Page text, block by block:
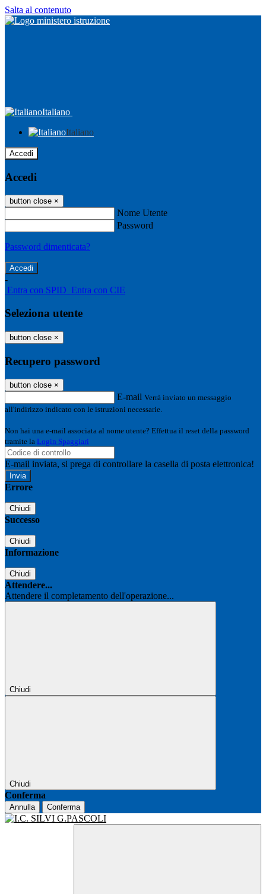
Salta al contenuto
Italiano
Italiano
Accedi
Accedi
button close ×
Nome Utente
Password
Password dimenticata?
-
Entra con SPID Entra con CIE
Seleziona utente
button close ×
Recupero password
button close ×
E-mail Verrà inviato un messaggio
all'indirizzo indicato con le istruzioni necessarie.
Non hai una e-mail associata al nome utente? Effettua il reset della password
tramite la Login Spaggiari
E-mail inviata, si prega di controllare la casella di posta elettronica!
Errore
Chiudi
Successo
Chiudi
Informazione
Chiudi
Attendere...
Attendere il completamento dell'operazione...
Chiudi
Chiudi
Conferma
Annulla Conferma